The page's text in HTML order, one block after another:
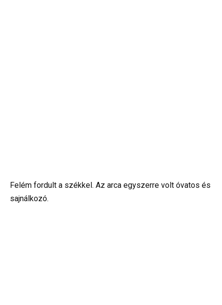
Felém fordult a székkel. Az arca egyszerre volt óvatos és
sajnálkozó.